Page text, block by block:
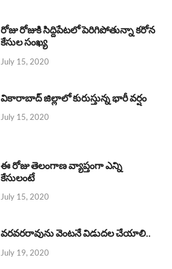
రోజు రోజుకి సిద్దిపేటలో పెరిగిపోతున్నా కరోన
కేసుల సంఖ్య
July 15, 2020
వికారాబాద్ జిల్లాలో కురుస్తున్న భారీ వర్షం
July 15, 2020
ఈ రోజు తెలంగాణ వ్యాప్తంగా ఎన్ని
కేసులంటే
July 15, 2020
వరవరరావును వెంటనే విడుదల చేయాలి..
July 19, 2020